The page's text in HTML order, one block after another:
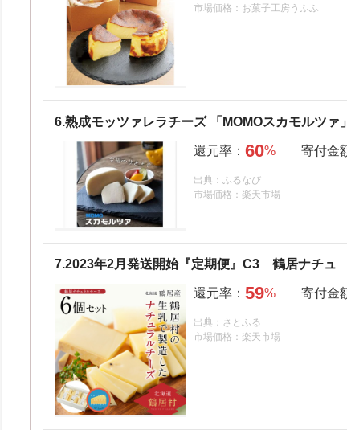
市場価格：お菓子工房うふふ
6.熟成モッツァレラチーズ 「MOMOスカモルツァ」
60
出典：ふるなび
市場価格：楽天市場
7.2023年2月発送開始『定期便』C3 鶴居ナチュ
59
出典：さとふる
市場価格：楽天市場